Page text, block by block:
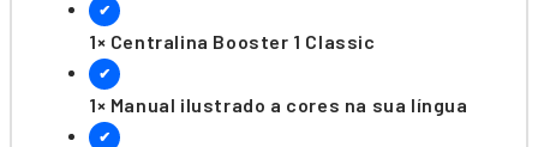
✔
1× Centralina Booster 1 Classic
✔
1× Manual ilustrado a cores na sua língua
✔